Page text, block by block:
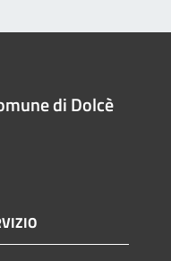
di Dolcè